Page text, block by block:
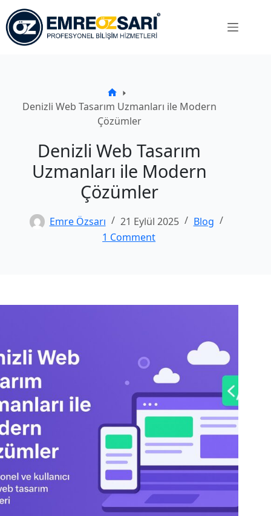
Skip
to
content
Ana
Sayfa
Denizli Web Tasarım Uzmanları ile Modern
Çözümler
Denizli Web Tasarım
Uzmanları ile Modern
Çözümler
Emre Özsarı 21 Eylül 2025
Blog
1 Comment